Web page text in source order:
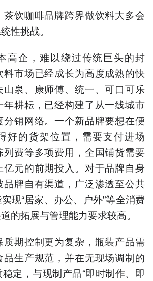
饮咖啡品牌跨界做饮料大多会
性挑战。
高企，难以绕过传统巨头的封
市场已经成长为高度成熟的快
泉、康师傅、统一、可口可乐
耕耘，已经构建了从一线城市
销网络。一个新品牌要想在便
好的货架位置，需要支付进场
列费等多项费用，全国铺货需要
元的前期投入。对于品牌自身
牌自有渠道，广泛渗透至公共
现“居家、办公、户外”等全消费
的拓展与管理能力要求较高。
期控制更为复杂，瓶装产品需
生产规范，并在无现场调制的
定，与现制产品“即时制作、即